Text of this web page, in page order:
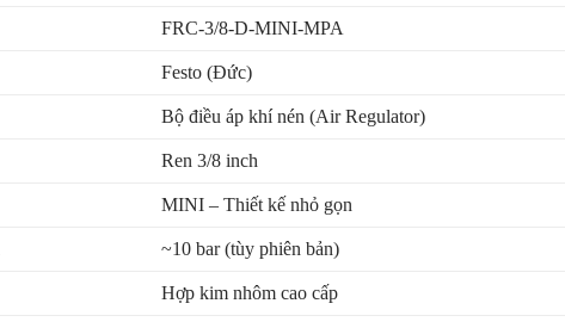
FRC-3/8-D-MINI-MPA
Festo (Đức)
Bộ điều áp khí nén (Air Regulator)
Ren 3/8 inch
MINI – Thiết kế nhỏ gọn
~10 bar (tùy phiên bản)
Hợp kim nhôm cao cấp